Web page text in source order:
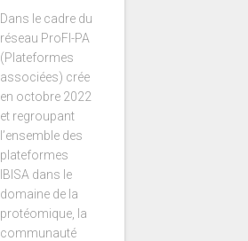
Dans le cadre du
réseau ProFI-PA
(Plateformes
associées) crée
en octobre 2022
et regroupant
l’ensemble des
plateformes
IBISA dans le
domaine de la
protéomique, la
communauté